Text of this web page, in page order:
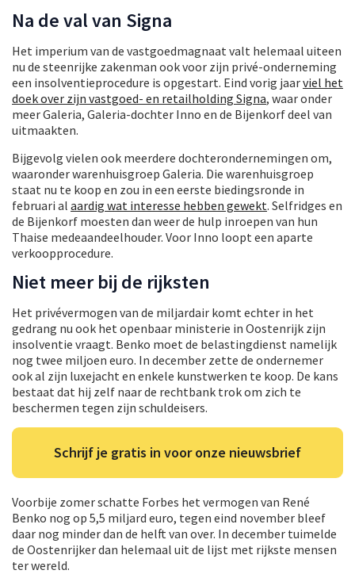
Na de val van Signa
Het imperium van de vastgoedmagnaat valt helemaal uiteen
nu de steenrijke zakenman ook voor zijn privé-onderneming
een insolventieprocedure is opgestart. Eind vorig jaarviel het
doek over zijn vastgoed- en retailholding Signa, waar onder
meer Galeria, Galeria-dochter Inno en de Bijenkorf deel van
uitmaakten.
Bijgevolg vielen ook meerdere dochterondernemingen om,
waaronder warenhuisgroep Galeria. Die warenhuisgroep
staat nu te koop en zou in een eerste biedingsronde in
februari al aardig wat interesse hebben gewekt. Selfridges en
de Bijenkorf moesten dan weer de hulp inroepen van hun
Thaise medeaandeelhouder. Voor Inno loopt een aparte
verkoopprocedure.
Niet meer bij de rijksten
Het privévermogen van de miljardair komt echter in het
gedrang nu ook het openbaar ministerie in Oostenrijk zijn
insolventie vraagt. Benko moet de belastingdienst namelijk
nog twee miljoen euro. In december zette de ondernemer
ook al zijn luxejacht en enkele kunstwerken te koop. De kans
bestaat dat hij zelf naar de rechtbank trok om zich te
beschermen tegen zijn schuldeisers.
Schrijf je gratis in voor onze nieuwsbrief
Voorbije zomer schatte Forbes het vermogen van René
Benko nog op 5,5 miljard euro, tegen eind november bleef
daar nog minder dan de helft van over. In december tuimelde
de Oostenrijker dan helemaal uit de lijst met rijkste mensen
ter wereld.